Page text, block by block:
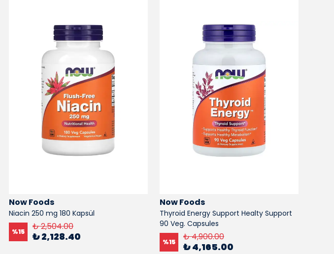
Now Foods
Niacin 250 mg 180 Kapsül
%15 ₺ 2,504.00
₺ 2,128.40
Now Foods
Thyroid Energy Support Healty Support
90 Veg. Capsules
%15 ₺ 4,900.00
₺ 4,165.00